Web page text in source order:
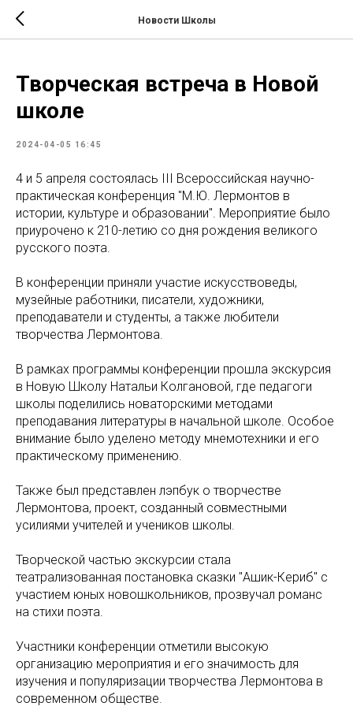
Новости Школы
Творческая встреча в Новой
школе
2024-04-05 16:45
4 и 5 апреля состоялась III Всероссийская научно-
практическая конференция "М.Ю. Лермонтов в
истории, культуре и образовании". Мероприятие было
приурочено к 210-летию со дня рождения великого
русского поэта.
В конференции приняли участие искусствоведы,
музейные работники, писатели, художники,
преподаватели и студенты, а также любители
творчества Лермонтова.
В рамках программы конференции прошла экскурсия
в Новую Школу Натальи Колгановой, где педагоги
школы поделились новаторскими методами
преподавания литературы в начальной школе. Особое
внимание было уделено методу мнемотехники и его
практическому применению.
Также был представлен лэпбук о творчестве
Лермонтова, проект, созданный совместными
усилиями учителей и учеников школы.
Творческой частью экскурсии стала
театрализованная постановка сказки "Ашик-Кериб" с
участием юных новошкольников, прозвучал романс
на стихи поэта.
Участники конференции отметили высокую
организацию мероприятия и его значимость для
изучения и популяризации творчества Лермонтова в
современном обществе.